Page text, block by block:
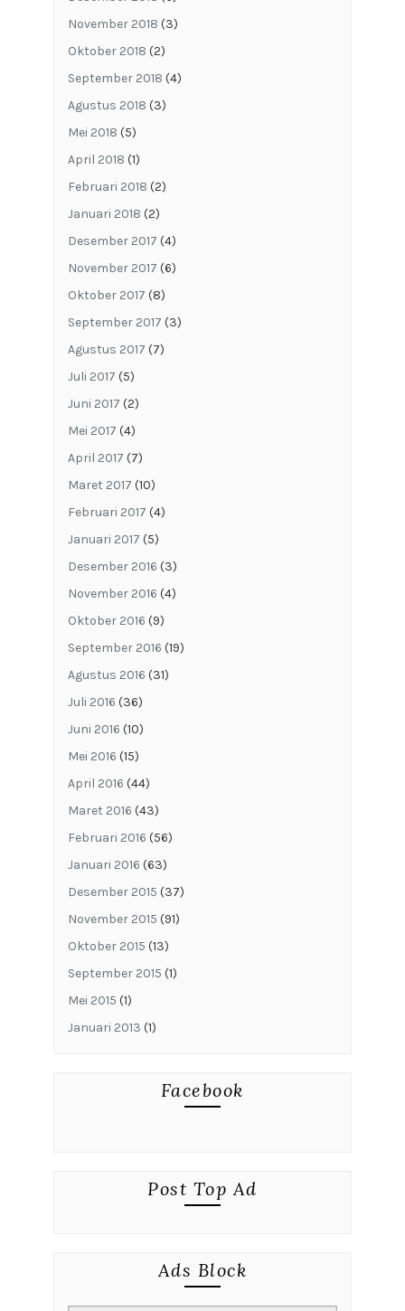
November 2018 (3)
Oktober 2018 (2)
September 2018 (4)
Agustus 2018 (3)
Mei 2018 (5)
April 2018 (1)
Februari 2018 (2)
Januari 2018 (2)
Desember 2017 (4)
November 2017 (6)
Oktober 2017 (8)
September 2017 (3)
Agustus 2017 (7)
Juli 2017 (5)
Juni 2017 (2)
Mei 2017 (4)
April 2017 (7)
Maret 2017 (10)
Februari 2017 (4)
Januari 2017 (5)
Desember 2016 (3)
November 2016 (4)
Oktober 2016 (9)
September 2016 (19)
Agustus 2016 (31)
Juli 2016 (36)
Juni 2016 (10)
Mei 2016 (15)
April 2016 (44)
Maret 2016 (43)
Februari 2016 (56)
Januari 2016 (63)
Desember 2015 (37)
November 2015 (91)
Oktober 2015 (13)
September 2015 (1)
Mei 2015 (1)
Januari 2013 (1)
Facebook
Post Top Ad
Ads Block